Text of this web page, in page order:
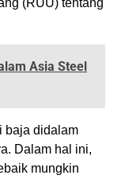
(RUU) tentang
Asia Steel
baja didalam
Dalam hal ini,
mungkin